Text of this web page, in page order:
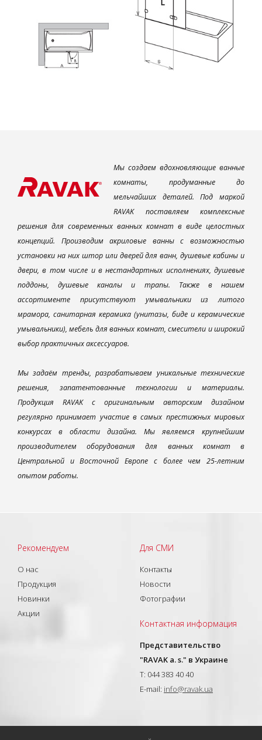
Мы создаем вдохновляющие ванные
комнаты, продуманные до
мельчайших деталей. Под маркой
RAVAK поставляем комплексные
решения для современных ванных комнат в виде целостных
концепций. Производим акриловые ванны с возможностью
установки на них штор или дверей для ванн, душевые кабины и
двери, в том числе и в нестандартных исполнениях, душевые
поддоны, душевые каналы и трапы. Также в нашем
ассортименте присутствуют умывальники из литого
мрамора, санитарная керамика (унитазы, биде и керамические
умывальники), мебель для ванных комнат, смесители и широкий
выбор практичных аксессуаров.
Мы задаём тренды, разрабатываем уникальные технические
решения, запатентованные технологии и материалы.
Продукция RAVAK с оригинальным авторским дизайном
регулярно принимает участие в самых престижных мировых
конкурсах в области дизайна. Мы являемся крупнейшим
производителем оборудования для ванных комнат в
Центральной и Восточной Европе с более чем 25-летним
опытом работы.
Рекомендуем
О нас
Продукция
Новинки
Акции
Для СМИ
Контакты
Новости
Фотографии
Контактная информация
Представительство
"RAVAK a. s." в Украине
T: 044 383 40 40
E-mail: info@ravak.ua